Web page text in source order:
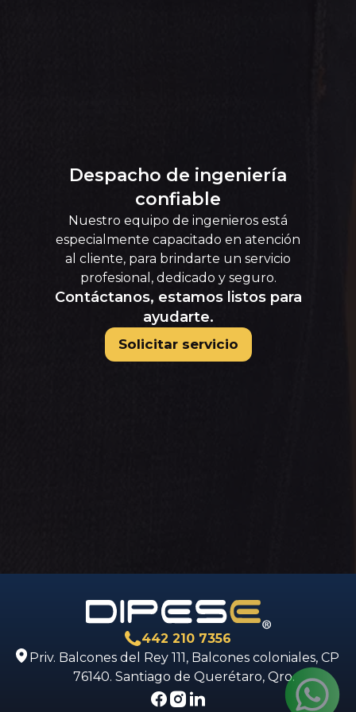
Despacho de ingeniería
confiable
Nuestro equipo de ingenieros está
especialmente capacitado en atención
al cliente, para brindarte un servicio
profesional, dedicado y seguro.
Contáctanos, estamos listos para
ayudarte.
Solicitar servicio
442 210 7356
Priv. Balcones del Rey 111, Balcones coloniales, CP
76140. Santiago de Querétaro, Qro.